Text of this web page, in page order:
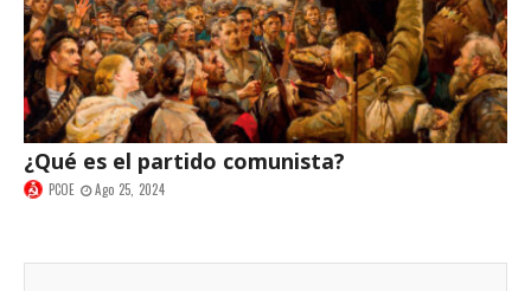
¿Qué es el partido comunista?
PCOE Ago 25, 2024